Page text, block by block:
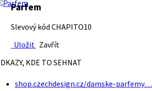
Parfem
Slevový kód CHAPITO10
Uložit Zavřít
KDE TO SEHNAT
shop.czechdesign.cz/damske-parfemy…